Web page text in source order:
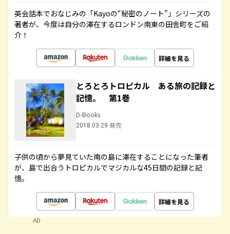
英会話本でおなじみの「Kayoの“秘密のノート”」シリーズの
著者が、今度は自分の滞在するロンドン南東の田舎町をご紹
介！
詳細を見る
とろとろトロピカル ある旅の記録と
記憶。 第1巻
D-Books
2018.03.29 発売
子供の頃から夢見ていた南の島に滞在することになった筆者
が、島で出合うトロピカルでマジカルな45日間の記録と記
憶。
詳細を見る
AD